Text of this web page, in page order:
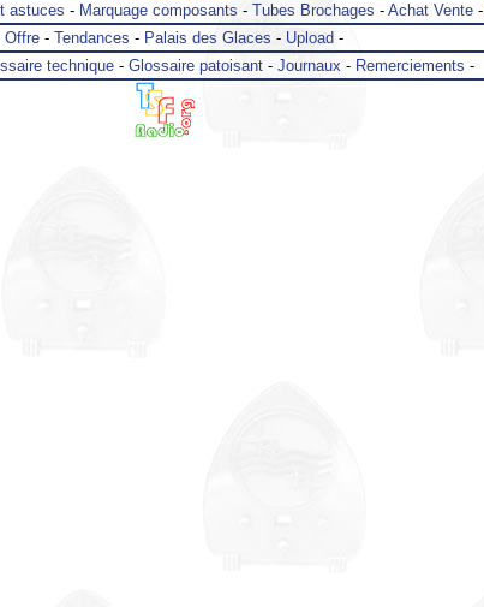
astuces - Marquage composants - Tubes Brochages - Achat Vente-
Offre- Tendances - Palais des Glaces - Upload -
technique- Glossaire patoisant- Journaux - Remerciements -